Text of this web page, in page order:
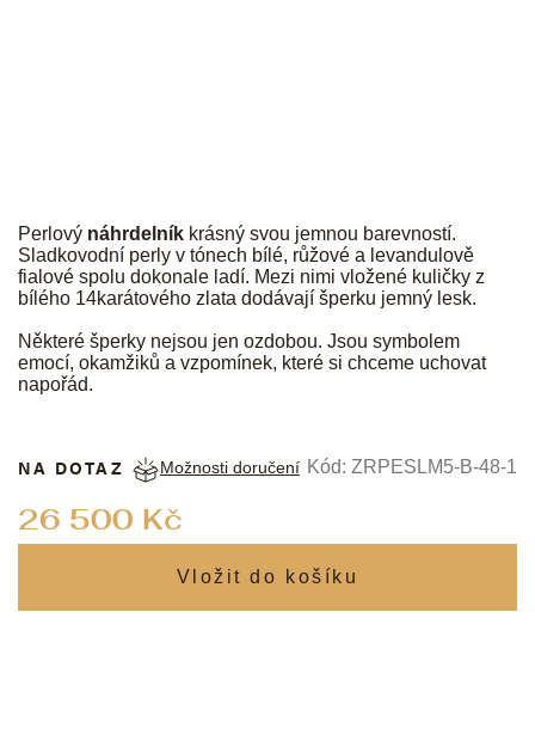
Perlový náhrdelník krásný svou jemnou barevností.
Sladkovodní perly v tónech bílé, růžové a levandulově
fialové spolu dokonale ladí. Mezi nimi vložené kuličky z
bílého 14karátového zlata dodávají šperku jemný lesk.
Některé šperky nejsou jen ozdobou. Jsou symbolem
emocí, okamžiků a vzpomínek, které si chceme uchovat
napořád.
26 500 Kč
NA DOTAZ Možnosti doručení Kód: ZRPESLM5-B-48-1